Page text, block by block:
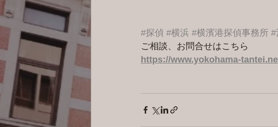
#探偵 #横浜 #横濱港探偵事務所 #
ご相談、お問合せはこちら
https://www.yokohama-